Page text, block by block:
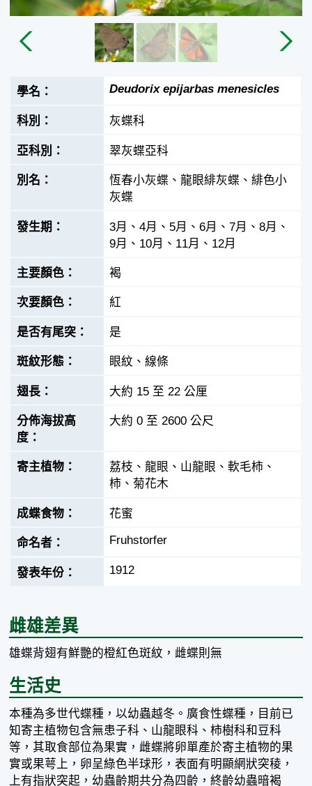
Deudorix epijarbas menesicles
灰蝶科
翠灰蝶亞科
恆春小灰蝶、龍眼緋灰蝶、緋色小
灰蝶
3月、4月、5月、6月、7月、8月、
9月、10月、11月、12月
褐
紅
是
眼紋、線條
大約 15 至 22 公厘
大約 0 至 2600 公尺
荔枝、龍眼、山龍眼、軟毛柿、
柿、菊花木
花蜜
Fruhstorfer
1912
雌雄差異
雄蝶背翅有鮮艷的橙紅色斑紋，雌蝶則無
生活史
本種為多世代蝶種，以幼蟲越冬。廣食性蝶種，目前已
知寄主植物包含無患子科、山龍眼科、柿樹科和豆科
等，其取食部位為果實，雌蝶將卵單產於寄主植物的果
實或果萼上，卵呈綠色半球形，表面有明顯網狀突稜，
上有指狀突起，幼蟲齡期共分為四齡，終齡幼蟲暗褐